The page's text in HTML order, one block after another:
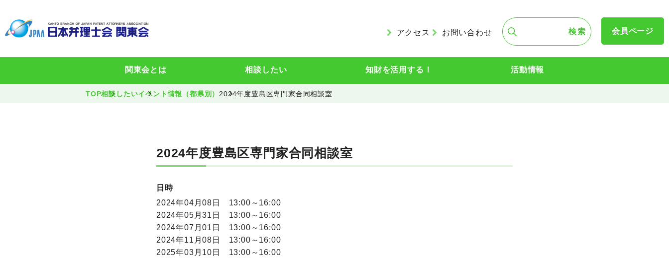
アクセス お問い合わせ 会員ページ
関東会とは 相談したい 知財を活用する！ 活動情報
TOP相談したいイベント情報（都県別） 2024年度豊島区専門家合同相談室
2024年度豊島区専門家合同相談室
日時
2024年04月08日 13:00～16:00
2024年05月31日 13:00～16:00
2024年07月01日 13:00～16:00
2024年11月08日 13:00～16:00
2025年03月10日 13:00～16:00